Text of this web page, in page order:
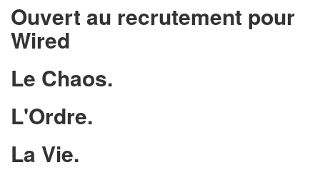
Ouvert au recrutement pour
Wired
Le Chaos.
L'Ordre.
La Vie.